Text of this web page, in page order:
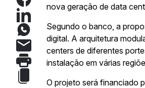
nova geração de data
Segundo o banco, a
digital. A arquitetura
centers de diferentes
instalação em várias
O projeto será financiado